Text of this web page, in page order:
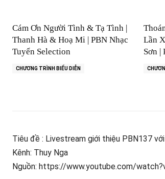
Cám Ơn Người Tình & Tạ Tình |
Thanh Hà & Hoạ Mi | PBN Nhạc
Tuyển Selection
CHƯƠNG TRÌNH BIỂU DIỄN
Lần
Sơn |
Tiêu đề : Livestream giới thiệu PBN137
Kênh: Thuy Nga
Nguồn: https://www.youtube.com/